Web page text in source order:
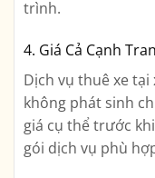
trình.
4. Giá Cả Cạnh
Dịch vụ thuê xe
không phát sinh
giá cụ thể trước
gói dịch vụ phù